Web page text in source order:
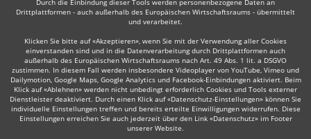
Durch die Einbindung dieser Tools werden personenbezogene Daten an
Drittplattformen - auch außerhalb des Europäischen Wirtschaftsraums - übermittelt
und verarbeitet.
Klicken Sie bitte auf «Akzeptieren», wenn Sie mit der Verwendung aller Cookies
einverstanden sind und in die Datenverarbeitung durch Drittplattformen auch
außerhalb des Europäischen Wirtschaftsraums nach Art. 49 Abs. 1 lit. a DSGVO
zustimmen. In diesem Fall werden insbesondere Videoplayer von YouTube, Vimeo und
Dailymotion, Google Maps, Google Analytics und Facebook-Einbindungen aktiviert. Beim
Klick auf «Ablehnen» werden nicht unbedingt erforderlich Cookies und Tools externer
Dienstleister deaktiviert. Durch einen Klick auf «Datenschutz-Einstellungen» können Sie
individuelle Einstellungen treffen und bereits erteilte Einwilligungen widerrufen. Diese
Einstellungen erreichen Sie auch jederzeit über den Link «Datenschutz» im Footer
unserer Website.